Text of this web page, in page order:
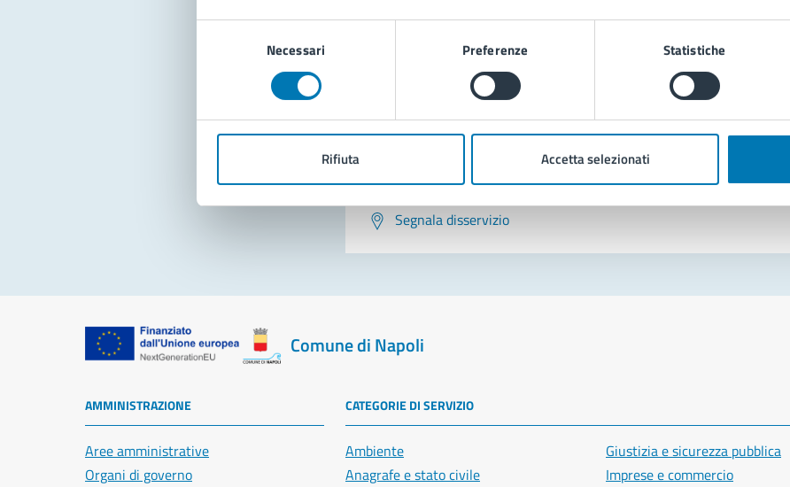
Necessari Preferenze Statistiche
Rifiuta Accetta selezionati
Contatta il comune
Leggi le domande frequenti
Richiedi assistenza
Prenota appuntamento
Problemi in città
Segnala disservizio
Comune di Napoli
AMMINISTRAZIONE
Aree amministrative
Organi di governo
CATEGORIE DI SERVIZIO
Ambiente
Anagrafe e stato civile
Giustizia e sicurezza pubblica
Imprese e commercio